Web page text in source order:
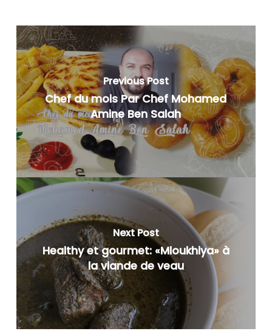
Previous Post
Chef du mois Par Chef Mohamed
Amine Ben Salah
Next Post
Healthy et gourmet: «Mloukhiya» à
la viande de veau